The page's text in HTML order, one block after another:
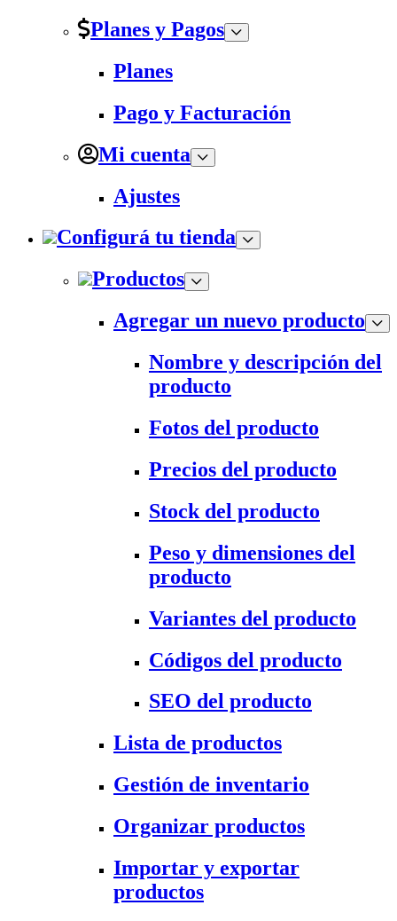
Planes y Pagos
Planes
Pago y Facturación
Mi cuenta
Ajustes
Configurá tu tienda
Productos
Agregar un nuevo producto
Nombre y descripción del
producto
Fotos del producto
Precios del producto
Stock del producto
Peso y dimensiones del
producto
Variantes del producto
Códigos del producto
SEO del producto
Lista de productos
Gestión de inventario
Organizar productos
Importar y exportar
productos